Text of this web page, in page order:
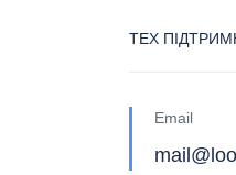
ТЕХ
Email